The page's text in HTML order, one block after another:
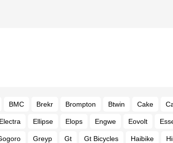
BMC Brekr Brompton Btwin Cake
Electra Ellipse Elops Engwe Eovolt
Greyp Gt Gt Bicycles Haibike